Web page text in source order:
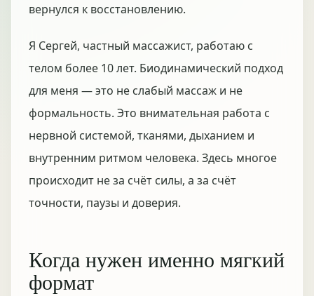
вернулся к восстановлению.
Я Сергей, частный массажист, работаю с
телом более 10 лет. Биодинамический подход
для меня — это не слабый массаж и не
формальность. Это внимательная работа с
нервной системой, тканями, дыханием и
внутренним ритмом человека. Здесь многое
происходит не за счёт силы, а за счёт
точности, паузы и доверия.
Когда нужен именно мягкий
формат